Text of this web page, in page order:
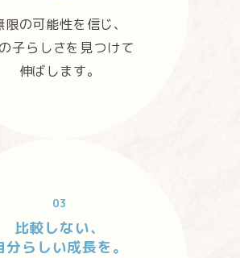
限の可能性を信じ、
子らしさを見つけて
伸ばします。
03
比較しない、
分らしい成長を。